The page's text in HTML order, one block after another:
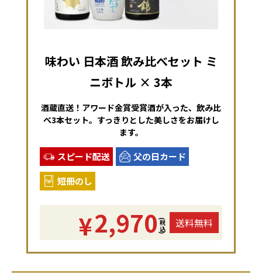
味わい 日本酒 飲み比べセット ミ
ニボトル × 3本
酒蔵直送！アワード金賞受賞酒が入った、飲み比
べ3本セット。すっきりとした美しさをお届けし
ます。
スピード配送
父の日カード
短冊のし
¥2,970(税込) 送料無料